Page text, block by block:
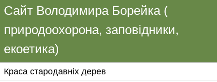
Сайт Володимира Борейка (
природоохорона, заповідники,
екоетика)
Краса стародавніх дерев